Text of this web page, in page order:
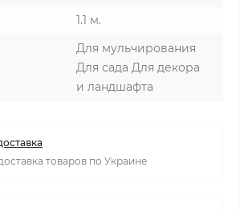
1.1 м.
Для мульчирования
Для сада Для декора
и ландшафта
товаров по Украине